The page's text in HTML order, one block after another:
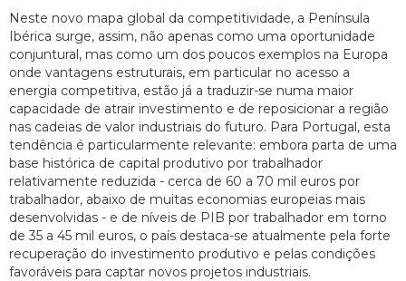
Neste novo mapa global da competitividade, a Península
Ibérica surge, assim, não apenas como uma oportunidade
conjuntural, mas como um dos poucos exemplos na Europa
onde vantagens estruturais, em particular no acesso a
energia competitiva, estão já a traduzir-se numa maior
capacidade de atrair investimento e de reposicionar a região
nas cadeias de valor industriais do futuro. Para Portugal, esta
tendência é particularmente relevante: embora parta de uma
base histórica de capital produtivo por trabalhador
relativamente reduzida - cerca de 60 a 70 mil euros por
trabalhador, abaixo de muitas economias europeias mais
desenvolvidas - e de níveis de PIB por trabalhador em torno
de 35 a 45 mil euros, o país destaca-se atualmente pela forte
recuperação do investimento produtivo e pelas condições
favoráveis para captar novos projetos industriais.